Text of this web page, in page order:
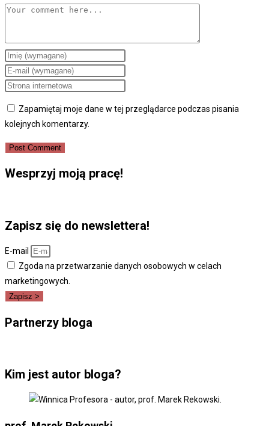
Comment
Enter
your
name
username
to
comment
Enter
your
address
to
comment
Enter
website
URL
(optional)
Zapamiętaj moje dane w tej przeglądarce podczas pisania
kolejnych komentarzy.
Wesprzyj moją pracę!
Zapisz się do newslettera!
E-mail
Zgoda na przetwarzanie danych osobowych w celach
marketingowych.
Zapisz >
Partnerzy bloga
Kim jest autor bloga?